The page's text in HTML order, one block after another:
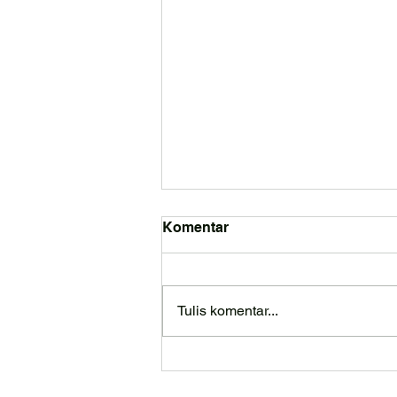
Komentar
Tulis komentar...